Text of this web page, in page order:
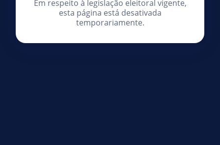
Em respeito à legislação eleitoral vigente,
esta página está desativada
temporariamente.